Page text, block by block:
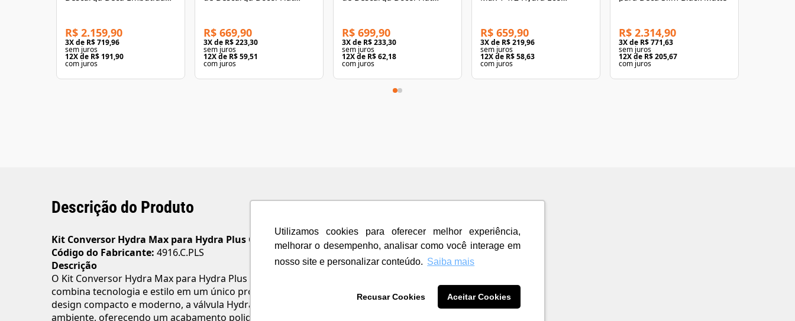
Utilizamos cookies para oferecer melhor experiência,
melhorar o desempenho, analisar como você interage em
nosso site e personalizar conteúdo. Saiba mais
Recusar Cookies Aceitar Cookies
Hydra H Pro Duo Cromado
R$ 2.159,90
3X de R$ 719,96
sem juros
12X de R$ 191,90
com juros
Cobre Escovado
R$ 669,90
3X de R$ 223,30
sem juros
12X de R$ 59,51
com juros
Grafite Polido
R$ 699,90
3X de R$ 233,30
sem juros
12X de R$ 62,18
com juros
Conforto Cromado
R$ 659,90
3X de R$ 219,96
sem juros
12X de R$ 58,63
com juros
R$ 2.314,90
3X de R$ 771,63
sem juros
12X de R$ 205,67
com juros
Descrição do Produto
Kit Conversor Hydra Max para Hydra Plus Cromado Deca
Código do Fabricante: 4916.C.PLS
Descrição
O Kit Conversor Hydra Max para Hydra Plus Cromado Deca
combina tecnologia e estilo em um único produto. Com
design compacto e moderno, a válvula Hydra Plus renova o
ambiente, oferecendo um acabamento polido que traz